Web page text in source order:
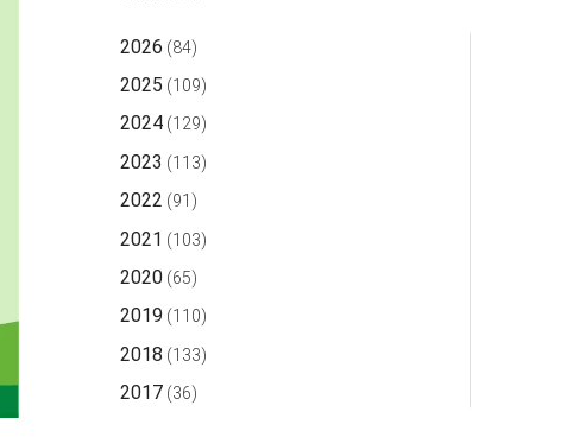
2026 (84)
2025 (109)
2024 (129)
2023 (113)
2022 (91)
2021 (103)
2020 (65)
2019 (110)
2018 (133)
2017 (36)